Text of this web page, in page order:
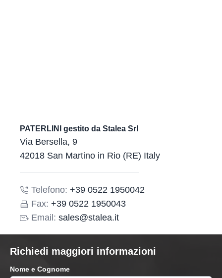
PATERLINI gestito da Stalea Srl
Via Bersella, 9
42018 San Martino in Rio (RE) Italy
Telefono: +39 0522 1950042
Fax: +39 0522 1950043
Email: sales@stalea.it
Richiedi maggiori informazioni
Nome e Cognome